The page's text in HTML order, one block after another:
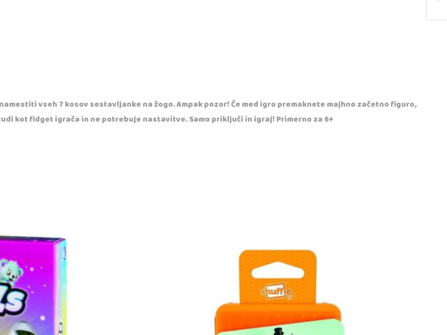
vseh 7 kosov sestavljanke na žogo. Ampak pozor! Če med igro premaknete majhno začetno figuro,
kot fidget igrača in ne potrebuje nastavitve. Samo priključi in igraj! Primerno za 6+